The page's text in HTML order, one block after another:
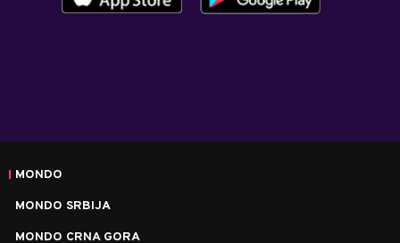
MONDO
MONDO SRBIJA
MONDO CRNA GORA